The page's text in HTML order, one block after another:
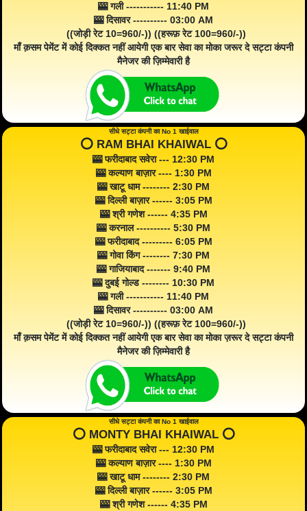
🎰 गली ----------- 11:40 PM
🎰 दिसावर ---------- 03:00 AM
((जोड़ी रेट 10=960/-)) ((हरूफ़ रेट 100=960/-))
माँ क़सम पेमेंट में कोई दिक्कत नहीं आयेगी एक बार सेवा का मोका जरूर दे सट्टा कंपनी
मैनेजर की ज़िम्मेवारी है
सीधे सट्टा कंपनी का No 1 खाईवाल
⭕️ RAM BHAI KHAIWAL ⭕️
🎰 फरीदाबाद सवेरा --- 12:30 PM
🎰 कल्याण बाज़ार ---- 1:30 PM
🎰 खाटू धाम -------- 2:30 PM
🎰 दिल्ली बाज़ार ------ 3:05 PM
🎰 श्री गणेश ------ 4:35 PM
🎰 करनाल ---------- 5:30 PM
🎰 फरीदाबाद --------- 6:05 PM
🎰 गोवा किंग -------- 7:30 PM
🎰 गाजियाबाद ------- 9:40 PM
🎰 दुबई गोल्ड -------- 10:30 PM
🎰 गली ----------- 11:40 PM
🎰 दिसावर ---------- 03:00 AM
((जोड़ी रेट 10=960/-)) ((हरूफ़ रेट 100=960/-))
माँ क़सम पेमेंट में कोई दिक्कत नहीं आयेगी एक बार सेवा का मोका ज़रूर दे सट्टा कंपनी
मैनेजर की ज़िम्मेवारी है
सीधे सट्टा कंपनी का No 1 खाईवाल
⭕️ MONTY BHAI KHAIWAL ⭕️
🎰 फरीदाबाद सवेरा --- 12:30 PM
🎰 कल्याण बाज़ार ---- 1:30 PM
🎰 खाटू धाम -------- 2:30 PM
🎰 दिल्ली बाज़ार ------ 3:05 PM
🎰 श्री गणेश ------ 4:35 PM